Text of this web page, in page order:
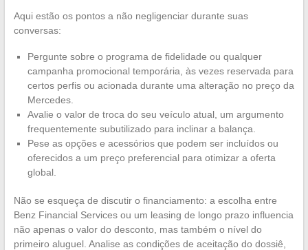
Aqui estão os pontos a não negligenciar durante suas
conversas:
Pergunte sobre o programa de fidelidade ou qualquer
campanha promocional temporária, às vezes reservada para
certos perfis ou acionada durante uma alteração no preço da
Mercedes.
Avalie o valor de troca do seu veículo atual, um argumento
frequentemente subutilizado para inclinar a balança.
Pese as opções e acessórios que podem ser incluídos ou
oferecidos a um preço preferencial para otimizar a oferta
global.
Não se esqueça de discutir o financiamento: a escolha entre
Benz Financial Services ou um leasing de longo prazo influencia
não apenas o valor do desconto, mas também o nível do
primeiro aluguel. Analise as condições de aceitação do dossiê,